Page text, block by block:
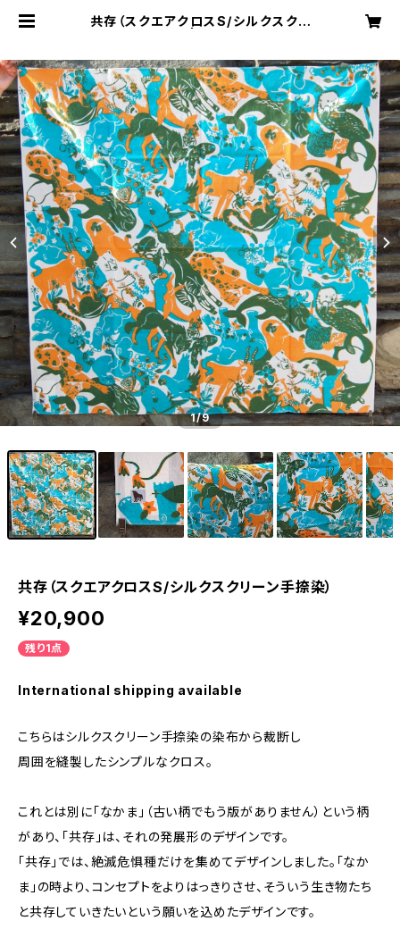
共存（スクエアクロスS/シルクスクリ
1/9
共存（スクエアクロスS/シルクスクリーン手捺染）
¥20,900
残り1点
International shipping available
こちらはシルクスクリーン手捺染の染布から裁断し
周囲を縫製したシンプルなクロス。
これとは別に「なかま」（古い柄でもう版がありません）という柄
があり、「共存」は、それの発展形のデザインです。
「共存」では、絶滅危惧種だけを集めてデザインしました。「なか
ま」の時より、コンセプトをよりはっきりさせ、そういう生き物たち
と共存していきたいという願いを込めたデザインです。